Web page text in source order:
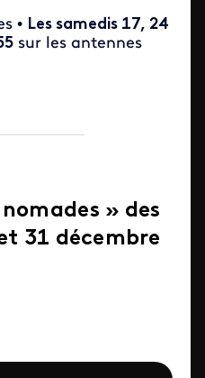
• Les samedis 17, 24
sur les antennes
» des
31 décembre